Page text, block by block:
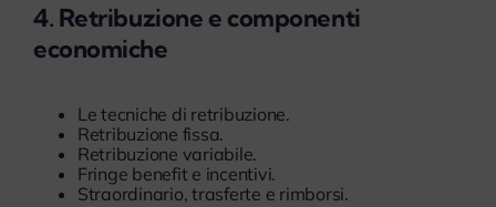
4. Retribuzione e componenti
economiche
Le tecniche di retribuzione.
Retribuzione fissa.
Retribuzione variabile.
Fringe benefit e incentivi.
Straordinario, trasferte e rimborsi.